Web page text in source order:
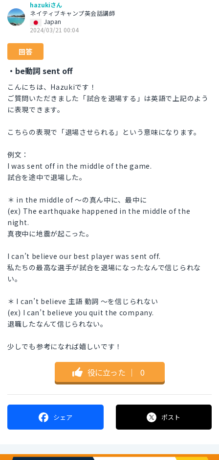
hazukiさん
ネイティブキャンプ英会話講師
Japan
2024/03/21 00:04
回答
・be動詞 sent off
こんにちは、Hazukiです！
ご質問いただきました「試合を退場する」は英語で上記のよう
に表現できます。
こちらの表現で「退場させられる」という意味になります。
例文：
I was sent off in the middle of the game.
試合を途中で退場した。
＊ in the middle of 〜の真ん中に、最中に
(ex) The earthquake happened in the middle of the
night.
真夜中に地震が起こった。
I can’t believe our best player was sent off.
私たちの最高な選手が試合を退場になったなんで信じられな
い。
＊ I can’t believe 主語 動詞 〜を信じられない
(ex) I can’t believe you quit the company.
退職したなんて信じられない。
少しでも参考になれば嬉しいです！
役に立った ｜ 0
シェア ポスト